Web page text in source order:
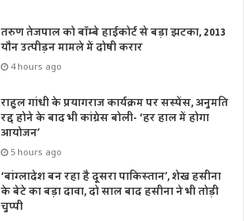
तरुण तेजपाल को बॉम्बे हाईकोर्ट से बड़ा झटका, 2013
यौन उत्पीड़न मामले में दोषी करार
4 hours ago
राहुल गांधी के प्रयागराज कार्यक्रम पर सस्पेंस, अनुमति
रद्द होने के बाद भी कांग्रेस बोली- ‘हर हाल में होगा
आयोजन’
5 hours ago
‘बांग्लादेश बन रहा है दूसरा पाकिस्तान’, शेख हसीना
के बेटे का बड़ा दावा, दो साल बाद हसीना ने भी तोड़ी
चुप्पी